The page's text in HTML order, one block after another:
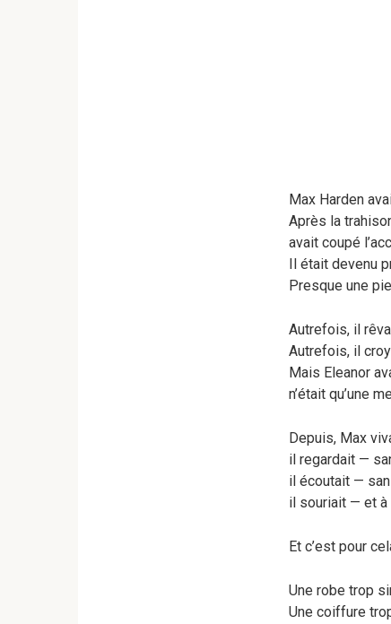
Max Harden
Après la
avait coupé
Il était devenu
Presque une
Autrefois, il
Autrefois, il
Mais Eleanor
n’était qu’une
Depuis, Max
il regardait —
il écoutait —
il souriait — et à
Et c’est pour
Une robe trop
Une coiffure